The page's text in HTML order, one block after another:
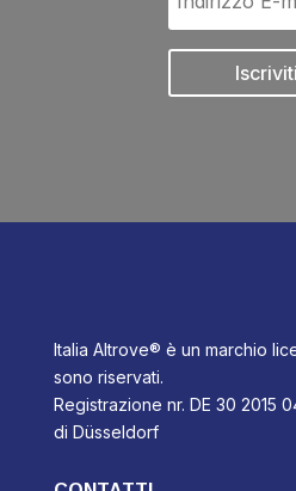
Iscriviti
Italia Altrove® è un marchio
sono riservati.
Registrazione nr. DE 30 2015
di Düsseldorf